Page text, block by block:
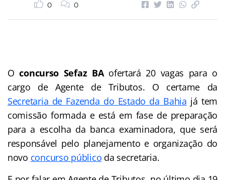
0 0
Oconcurso Sefaz BAofertará 20 vagas para o
cargo de Agente de Tributos. O certame da
Secretaria de Fazenda do Estado da Bahia já tem
comissão formada e está em fase de preparação
para a escolha da banca examinadora, que será
responsável pelo planejamento e organização do
novo concurso público da secretaria.